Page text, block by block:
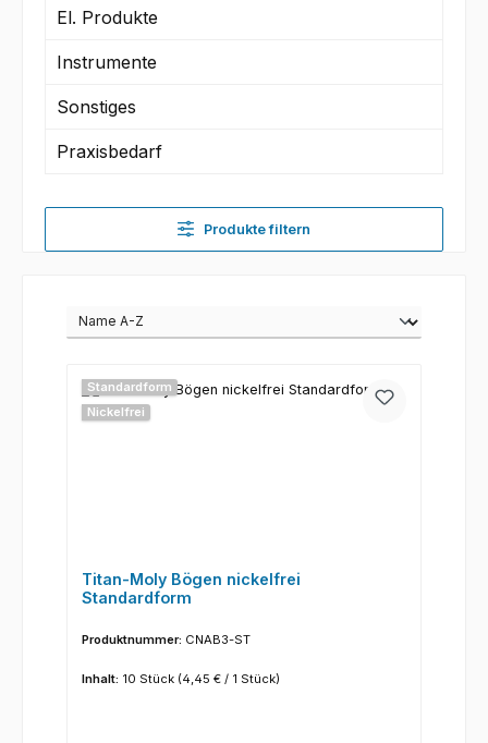
El. Produkte
Instrumente
Sonstiges
Praxisbedarf
Produkte filtern
Standardform
Nickelfrei
Titan-Moly Bögen nickelfrei
Standardform
Produktnummer: CNAB3-ST
Inhalt: 10 Stück (4,45 € / 1 Stück)